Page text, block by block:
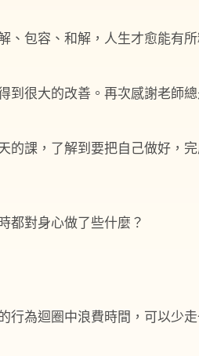
包容、和解，人生才愈能有所
到很大的改善。再次感謝老師
的課，了解到要把自己做好，
都對身心做了些什麼？
行為迴圈中浪費時間，可以少